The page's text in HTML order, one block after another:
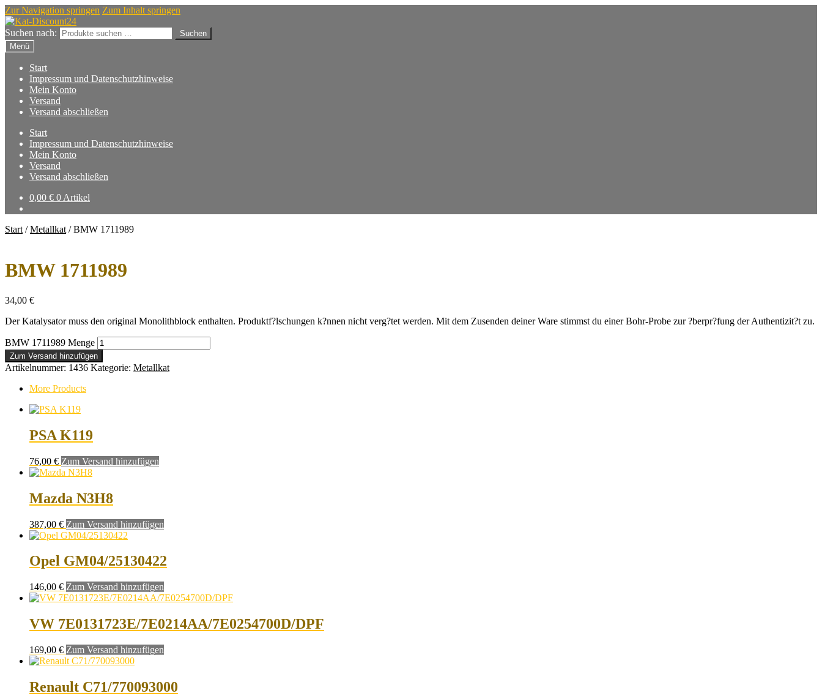
Zur Navigation springen Zum Inhalt springen
Suchen nach:
Suchen
Menü
Start
Impressum und Datenschutzhinweise
Mein Konto
Versand
Versand abschließen
Start
Impressum und Datenschutzhinweise
Mein Konto
Versand
Versand abschließen
0,00 € 0 Artikel
Start /Metallkat /BMW 1711989
BMW 1711989
34,00 €
Der Katalysator muss den original Monolithblock enthalten. Produktf?lschungen k?nnen nicht verg?tet werden. Mit dem Zusenden deiner Ware stimmst du einer Bohr-Probe zur ?berpr?fung der Authentizit?t zu.
BMW 1711989 Menge
Zum Versand hinzufügen
Artikelnummer: 1436 Kategorie: Metallkat
More Products
PSA K119
76,00 € Zum Versand hinzufügen
Mazda N3H8
387,00 € Zum Versand hinzufügen
Opel GM04/25130422
146,00 € Zum Versand hinzufügen
VW 7E0131723E/7E0214AA/7E0254700D/DPF
169,00 € Zum Versand hinzufügen
Renault C71/770093000